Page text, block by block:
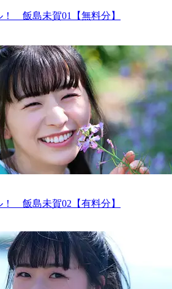
飯島未賀01【無料分】
飯島未賀02【有料分】